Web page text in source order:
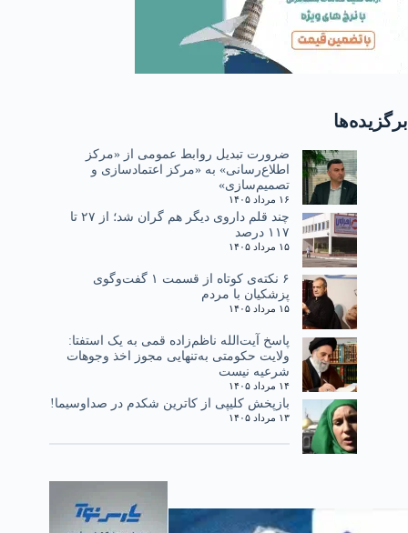
برگزیده‌ها
ضرورت تبدیل روابط عمومی از «مرکز
اطلاع‌رسانی» به «مرکز اعتمادسازی و
تصمیم‌سازی»
۱۶ مرداد ۱۴۰۵
چند قلم داروی دیگر هم گران شد؛ از ۲۷ تا
۱۱۷ درصد
۱۵ مرداد ۱۴۰۵
۶ نکته‌ی کوتاه از قسمت ۱ گفت‌وگوی
پزشکیان با مردم
۱۵ مرداد ۱۴۰۵
پاسخ آیت‌الله ناظم‌زاده قمی به یک استفتا:
ولایت حکومتی به‌تنهایی مجوز اخذ وجوهات
شرعیه نیست
۱۴ مرداد ۱۴۰۵
بازپخش کلیپی از کاترین شکدم در صداوسیما!
۱۳ مرداد ۱۴۰۵